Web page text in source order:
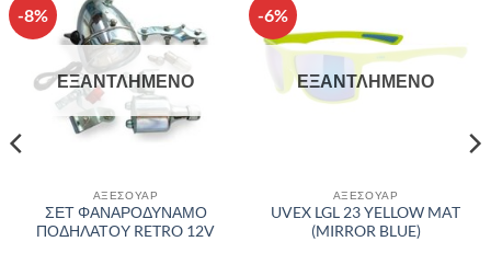
-8%
στην λίστα
επιθυμιών
ΕΞΑΝΤΛΗΜΈΝΟ
ΑΞΕΣΟΥΑΡ
ΣΕΤ ΦΑΝΑΡΟΔΥΝΑΜΟ
ΠΟΔΗΛΑΤΟΥ RETRO 12V
-6%
επιθυμιών
ΕΞΑΝΤΛΗΜΈΝΟ
ΑΞΕΣΟΥΑΡ
UVEX LGL 23 YELLOW MAT
(MIRROR BLUE)